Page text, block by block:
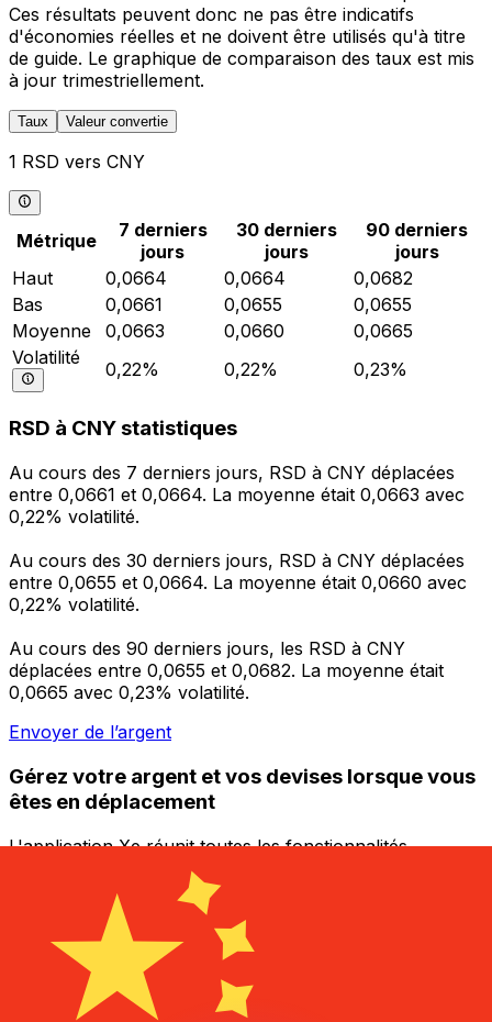
Ces résultats peuvent donc ne pas être indicatifs
d'économies réelles et ne doivent être utilisés qu'à titre
de guide. Le graphique de comparaison des taux est mis
à jour trimestriellement.
Taux Valeur convertie
1 RSD vers CNY
Métrique
7 derniers
jours
30 derniers
jours
90 derniers
jours
Haut
0,0664 0,0664
0,0682
Bas
0,0661 0,0655
0,0655
Moyenne
0,0663 0,0660
0,0665
Volatilité
0,22% 0,22% 0,23%
RSD à CNY statistiques
Au cours des 7 derniers jours, RSD à CNY déplacées
entre 0,0661 et 0,0664. La moyenne était 0,0663 avec
0,22% volatilité.
Au cours des 30 derniers jours, RSD à CNY déplacées
entre 0,0655 et 0,0664. La moyenne était 0,0660 avec
0,22% volatilité.
Au cours des 90 derniers jours, les RSD à CNY
déplacées entre 0,0655 et 0,0682. La moyenne était
0,0665 avec 0,23% volatilité.
Envoyer de l’argent
Gérez votre argent et vos devises lorsque vous
êtes en déplacement
L'application Xe réunit toutes les fonctionnalités
nécessaires pour vos transferts d'argent internationaux
et la gestion de vos devises. Convertissez des devises,
programmez des alertes de taux et transférez de
l'argent à l'étranger sans frais cachés. Téléchargez
l'application dès aujourd'hui !